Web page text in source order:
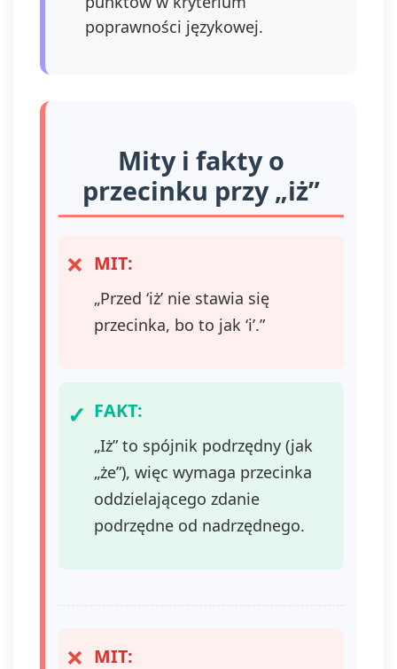
poprawności językowej.
Mity i fakty o
przecinku przy „iż”
MIT:
„Przed ‘iż’ nie stawia się
przecinka, bo to jak ‘i’.”
FAKT:
„Iż” to spójnik podrzędny (jak
„że”), więc wymaga przecinka
oddzielającego zdanie
podrzędne od nadrzędnego.
MIT: